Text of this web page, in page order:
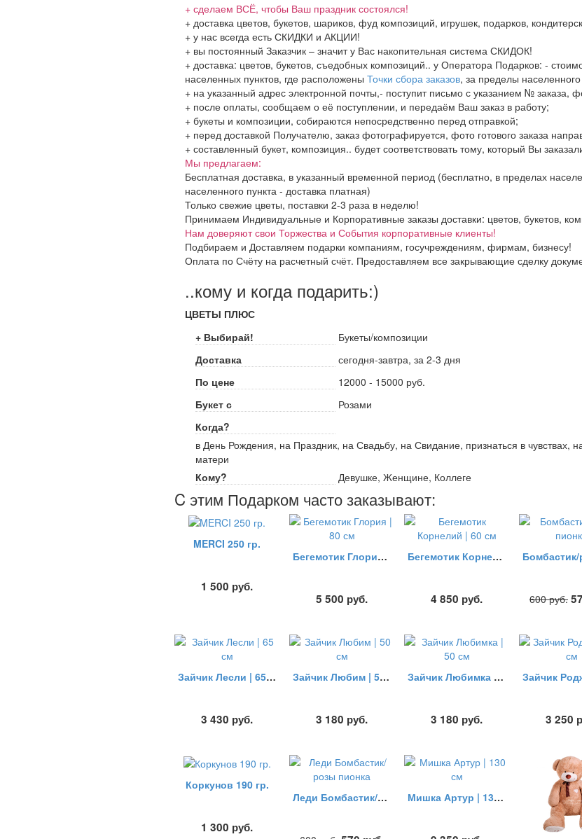
+ сделаем ВСЁ, чтобы Ваш праздник состоялся!
+ доставка цветов, букетов, шариков, фуд композиций, игрушек, подарков,
+ у нас всегда есть СКИДКИ и АКЦИИ!
+ вы постоянный Заказчик – значит у Вас накопительная система СКИДОК!
+ доставка: цветов, букетов, съедобных композиций.. у Оператора Подарков: -
населенных пунктов, где расположены Точки сбора заказов, за пределы
+ на указанный адрес электронной почты,- поступит письмо с указанием № заказа,
+ после оплаты, сообщаем о её поступлении, и передаём Ваш заказ в работу;
+ букеты и композиции, собираются непосредственно перед отправкой;
+ перед доставкой Получателю, заказ фотографируется, фото готового заказа
+ составленный букет, композиция.. будет соответствовать тому, который Вы
Мы предлагаем:
Бесплатная доставка, в указанный временной период (бесплатно, в пределах
населенного пункта - доставка платная)
Только свежие цветы, поставки 2-3 раза в неделю!
Принимаем Индивидуальные и Корпоративные заказы доставки: цветов, букетов,
Нам доверяют свои Торжества и События корпоративные клиенты!
Подбираем и Доставляем подарки компаниям, госучреждениям, фирмам, бизнесу!
Оплата по Счёту на расчетный счёт. Предоставляем все закрывающие сделку
..кому и когда подарить:)
ЦВЕТЫ ПЛЮС
+ Выбирай!
Букеты/композиции
Доставка
сегодня-завтра, за 2-3 дня
По цене
12000 - 15000 руб.
Букет с
Розами
Когда?
в День Рождения, на Праздник, на Свадьбу, на Свидание, признаться в
матери
Кому?
Девушке, Женщине, Коллеге
C этим Подарком часто заказывают:
MERCI 250 гр.
1 500 руб.
Бегемотик Глория | 80 см
5 500 руб.
Бегемотик Корнелий | 60 см
4 850 руб. 600руб.
Зайчик Лесли | 65 см
3 430 руб.
Зайчик Любим | 50 см
3 180 руб.
Зайчик Любимка | 50 см
3 180 руб. 3 250
Коркунов 190 гр.
1 300 руб.
Леди Бомбастик/розы пионка Мишка Артур | 130 см